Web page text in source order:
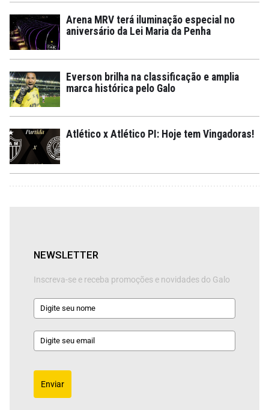
Arena MRV terá iluminação especial no
aniversário da Lei Maria da Penha
Everson brilha na classificação e amplia
marca histórica pelo Galo
Atlético x Atlético PI: Hoje tem Vingadoras!
NEWSLETTER
Inscreva-se e receba promoções e novidades do Galo
Enviar